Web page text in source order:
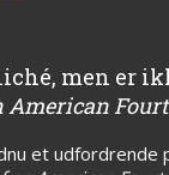
men er
American
et